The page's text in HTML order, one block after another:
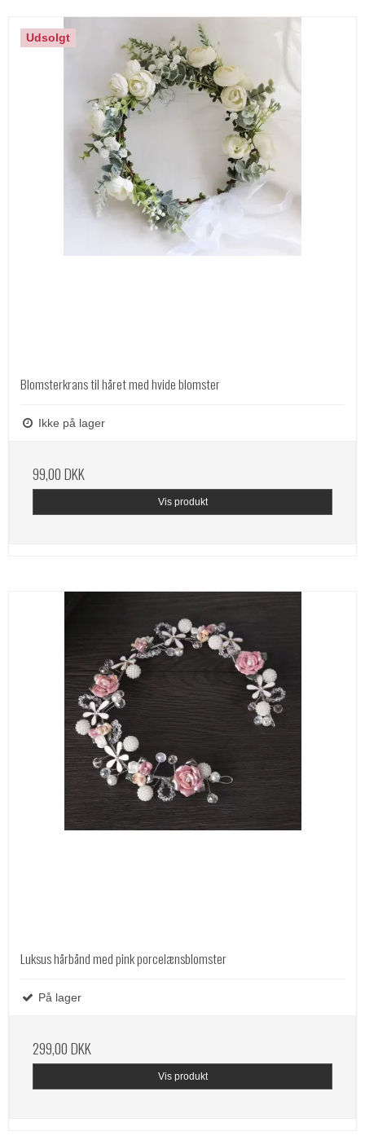
Udsolgt
Blomsterkrans til håret med hvide blomster
Ikke på lager
99,00 DKK
Vis produkt
Luksus hårbånd med pink porcelænsblomster
På lager
299,00 DKK
Vis produkt